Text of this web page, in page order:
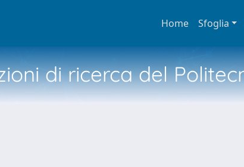
Home Sfoglia
di ricerca del